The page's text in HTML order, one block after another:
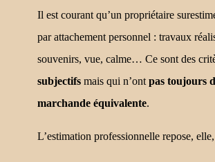
Il est courant qu’un propriétaire
par attachement personnel : travaux
souvenirs, vue, calme… Ce sont des
subjectifs mais qui n’ont pas toujours
marchande équivalente.
L’estimation professionnelle repose,